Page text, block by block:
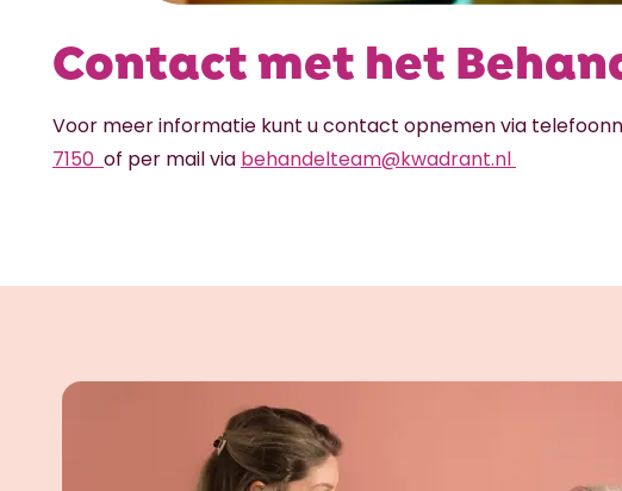
Contact met het
Voor meer informatie kunt u contact opnemen via
7150 of per mail via behandelteam@kwadrant.nl